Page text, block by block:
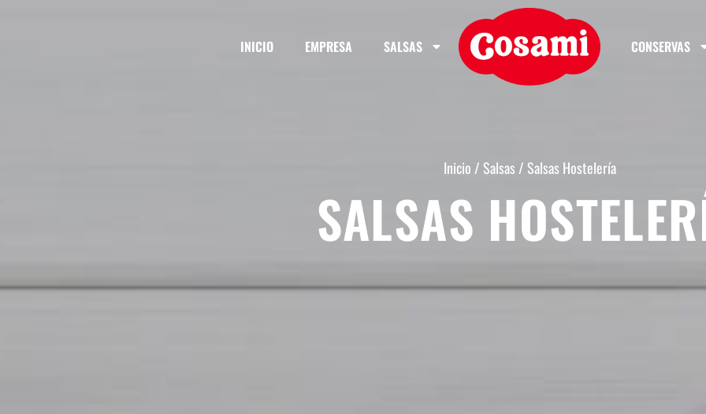
INICIO EMPRESA SALSAS CONSERVAS
Inicio / Salsas / Salsas Hostelería
SALSAS